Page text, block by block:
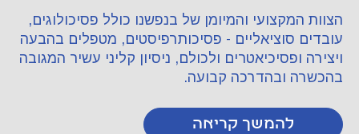
הצוות המקצועי והמיומן של בנפשנו כולל פסיכולוגים,
עובדים סוציאליים - פסיכותרפיסטים, מטפלים בהבעה
ויצירה ופסיכיאטרים ולכולם, ניסיון קליני עשיר המגובה
בהכשרה ובהדרכה קבועה.
להמשך קריאה